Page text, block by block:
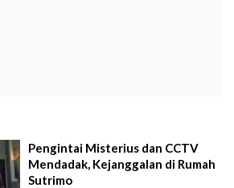
Pengintai Misterius dan CCTV
Mendadak, Kejanggalan di Rumah
Sutrimo